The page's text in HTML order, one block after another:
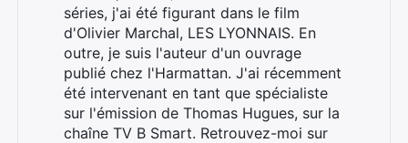
séries, j'ai été figurant dans le film
d'Olivier Marchal, LES LYONNAIS. En
outre, je suis l'auteur d'un ouvrage
publié chez l'Harmattan. J'ai récemment
été intervenant en tant que spécialiste
sur l'émission de Thomas Hugues, sur la
chaîne TV B Smart. Retrouvez-moi sur